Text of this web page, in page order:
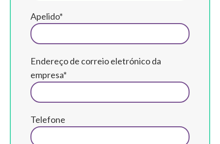
Apelido*
Endereço de correio eletrónico da
empresa*
Telefone